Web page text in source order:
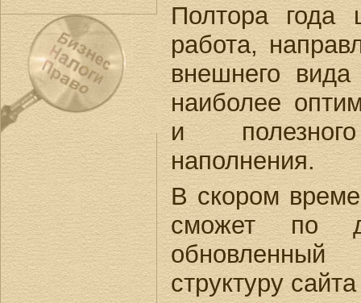
Полтора года
работа,
внешнего
наиболее
и
наполнения.
В скором
сможет по
структуру